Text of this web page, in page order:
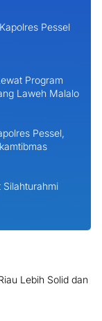
Pessel
Program
Laweh Malalo
Pessel,
Silahturahmi
Lebih Solid dan